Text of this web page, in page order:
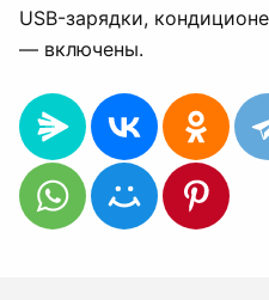
USB-зарядки,
— включены.